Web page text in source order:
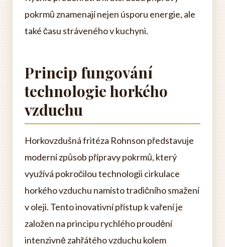
pokrmů znamenají nejen úsporu energie, ale
také času stráveného v kuchyni.
Princip fungování
technologie horkého
vzduchu
Horkovzdušná fritéza Rohnson představuje
moderní způsob přípravy pokrmů, který
využívá pokročilou technologii cirkulace
horkého vzduchu namísto tradičního smažení
v oleji. Tento inovativní přístup k vaření je
založen na principu rychlého proudění
intenzivně zahřátého vzduchu kolem